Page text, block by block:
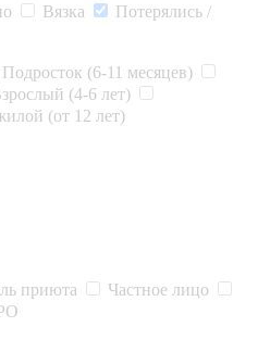
Вязка
Потерялись /
Подросток (6-11 месяцев)
(4-6 лет)
(от 12 лет)
приюта
Частное лицо